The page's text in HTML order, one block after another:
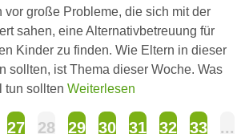
vor große Probleme, die sich mit der
sahen, eine Alternativbetreuung für
Kinder zu finden. Wie Eltern in dieser
sollten, ist Thema dieser Woche. Was
tun sollten Weiterlesen
27 28 29 30 31 32 33 ...